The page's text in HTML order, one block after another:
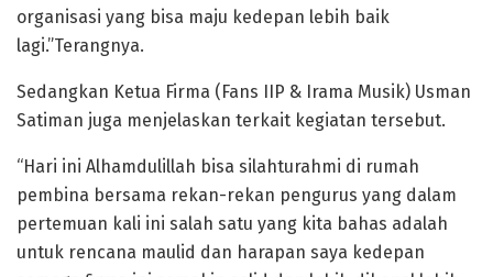
organisasi yang bisa maju kedepan lebih baik
lagi.”Terangnya.
Sedangkan Ketua Firma (Fans IIP & Irama Musik) Usman
Satiman juga menjelaskan terkait kegiatan tersebut.
“Hari ini Alhamdulillah bisa silahturahmi di rumah
pembina bersama rekan-rekan pengurus yang dalam
pertemuan kali ini salah satu yang kita bahas adalah
untuk rencana maulid dan harapan saya kedepan